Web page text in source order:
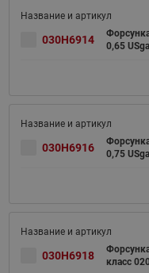
030H6914
0,65
030H6916
0,75
030H6918
класс